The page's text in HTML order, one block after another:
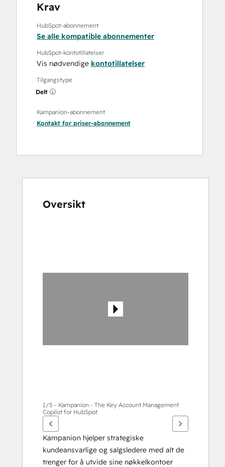
Krav
HubSpot-abonnement
Se alle kompatible abonnementer
HubSpot-kontotillatelser
Vis nødvendige kontotillatelser
Tilgangstype
Delt
Kampanion-abonnement
Kontakt for priser-abonnement
Oversikt
vise
1/5 - Kampanion - The Key Account Management
Copilot for HubSpot
Kampanion hjelper strategiske
kundeansvarlige og salgsledere med alt de
trenger for å utvide sine nøkkelkontoer